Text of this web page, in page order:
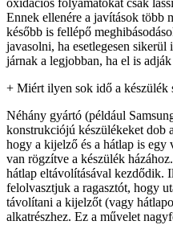
Ennek ellenére a javítások több
később is fellépő
javasolni, ha esetlegesen
járnak a legjobban, ha el is
+ Miért ilyen sok idő a készülék
Néhány gyártó (például
konstrukciójú készülékeket dob
hogy a kijelző és a hátlap is egy
van rögzítve a készülék
hátlap eltávolításával kezdődik.
felolvasztjuk a ragasztót, hogy
távolítani a kijelzőt (vagy
alkatrészhez. Ez a művelet